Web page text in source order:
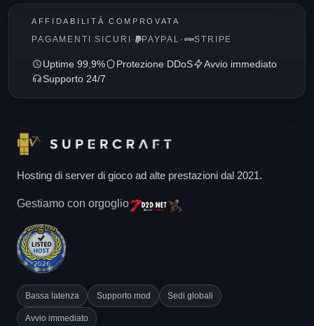
AFFIDABILITÀ COMPROVATA
PAGAMENTI SICURI · PAYPAL · STRIPE
Uptime 99,9% Protezione DDoS
Avvio immediato
Supporto 24/7
Hosting di server di gioco ad alte prestazioni dal 2021.
Gestiamo con orgoglio
Bassa latenza Supporto mod Sedi globali
Avvio immediato